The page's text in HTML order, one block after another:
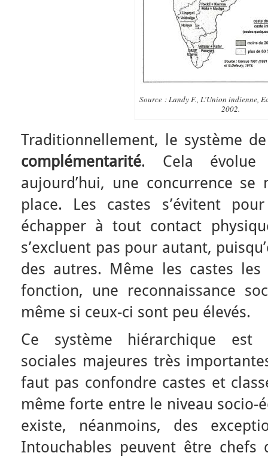
Source : Landy F., L’Union indienne,
2002.
Traditionnellement, le système
complémentarité. Cela évolue
aujourd’hui, une concurrence
place. Les castes s’évitent
échapper à tout contact
s’excluent pas pour autant,
des autres. Même les castes
fonction, une reconnaissance
même si ceux-ci sont peu élevés.
Ce système hiérarchique est
sociales majeures très
faut pas confondre castes et
même forte entre le niveau socio-
existe, néanmoins, des
Intouchables peuvent être chefs